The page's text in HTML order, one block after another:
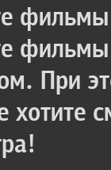
При
хотите